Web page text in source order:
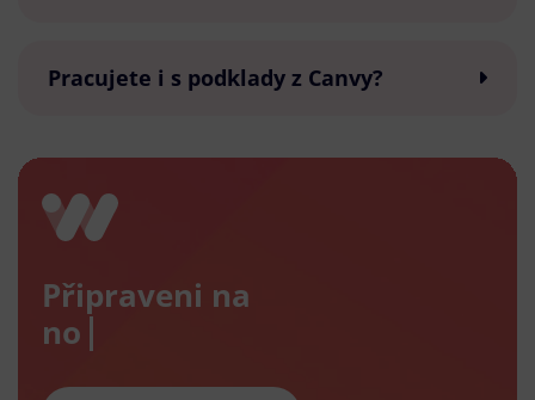
Pracujete i s podklady z Canvy?
Připraveni na
nový e-s